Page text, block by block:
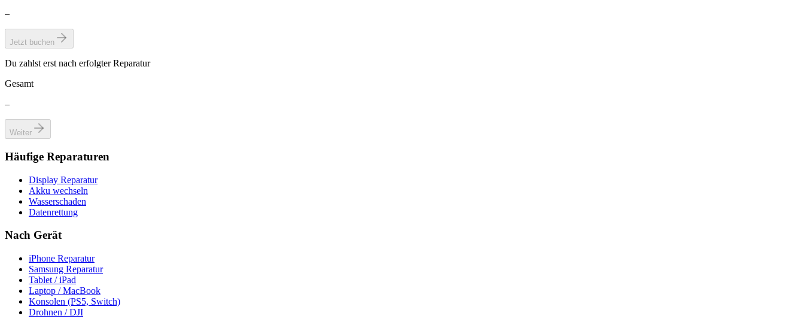
–
Jetzt buchen
Du zahlst erst nach erfolgter Reparatur
Gesamt
–
Weiter
Häufige Reparaturen
Display Reparatur
Akku wechseln
Wasserschaden
Datenrettung
Nach Gerät
iPhone Reparatur
Samsung Reparatur
Tablet / iPad
Laptop / MacBook
Konsolen (PS5, Switch)
Drohnen / DJI